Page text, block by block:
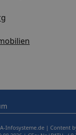
Infosysteme.de | Content